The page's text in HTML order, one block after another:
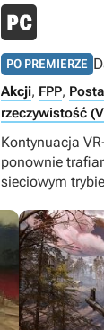
PO PREMIERZE
Akcji, FPP,
rzeczywistość
Kontynuacja
ponownie
sieciowym